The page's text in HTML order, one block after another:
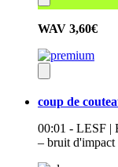
WAV 3,60€
coup de
00:01 - LESF |
– bruit